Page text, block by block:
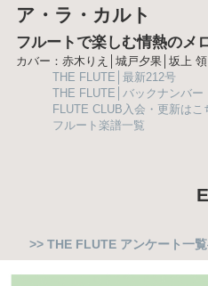
ア・ラ・カルト
フルートで楽しむ情熱のメ
カバー：赤木りえ│城戸夕果│坂上 領
THE FLUTE│最新212号
THE FLUTE│バックナンバー
FLUTE CLUB入会・更新はこ
フルート楽譜一覧
>> THE FLUTE アンケート一